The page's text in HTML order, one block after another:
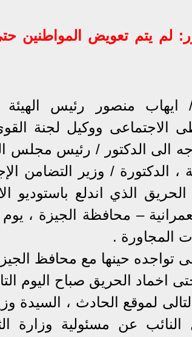
لم يتم تعويض المواطنين
منصور رئيس الهيئة
الاجتماعى ووكيل لجنة
الى الدكتور / رئيس مجلس
، الدكتورة / وزير التضامن
الذي اندلع باستوديو
تواجده حينها مع محافظ
اخماد الحريق صباح اليوم
لموقع الحادث ، السيدة
النائب عن مسئولية وزارة